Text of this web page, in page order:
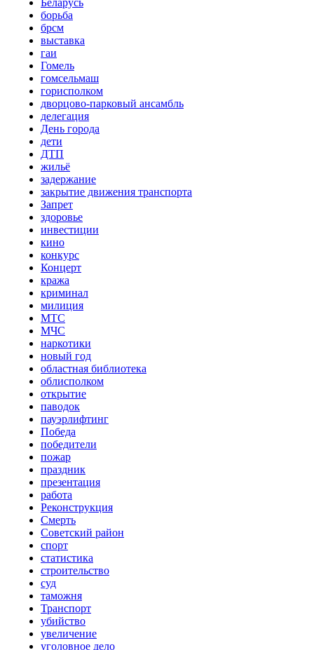
Беларусь
борьба
брсм
выставка
гаи
Гомель
гомсельмаш
горисполком
дворцово-парковый ансамбль
делегация
День города
дети
ДТП
жильё
задержание
закрытие движения транспорта
Запрет
здоровье
инвестиции
кино
конкурс
Концерт
кража
криминал
милиция
МТС
МЧС
наркотики
новый год
областная библиотека
облисполком
открытие
паводок
пауэрлифтинг
Победа
победители
пожар
праздник
презентация
работа
Реконструкция
Смерть
Советский район
спорт
статистика
строительство
суд
таможня
Транспорт
убийство
увеличение
уголовное дело